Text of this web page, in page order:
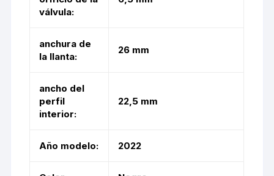
válvula:
anchura de
la llanta:
26 mm
ancho del
perfil
interior:
22,5 mm
Año modelo: 2022